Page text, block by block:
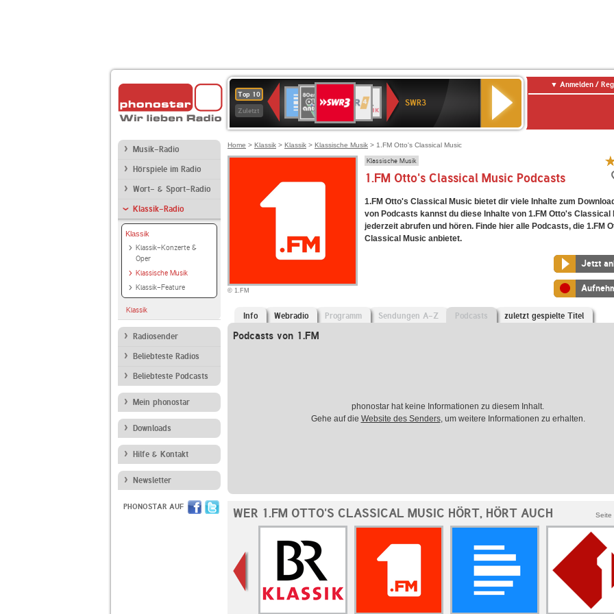
Top 10
Zuletzt
Deutschlandfunk
80er
90er
OLDIE
ANTENNE
4
KLASSIK
SWR
Kultur
NDR
2
SWR3
Anmelden /
Musik-Radio
Hörspiele im Radio
Wort- & Sport-Radio
Klassik-Radio
Klassik
Klassik-Konzerte &
Oper
Klassische Musik
Klassik-Feature
Klassik
Radiosender
Beliebteste Radios
Beliebteste Podcasts
Mein phonostar
Downloads
Hilfe & Kontakt
Newsletter
PHONOSTAR AUF
Home > Klassik > Klassik > Klassische Musik > 1.FM Otto's Classical Music
© 1.FM
Klassische Musik
1.FM Otto's Classical Music Podcasts
1.FM Otto's Classical Music bietet dir viele Inhalte zum
von Podcasts kannst du diese Inhalte von 1.FM Otto's Classical
jederzeit abrufen und hören. Finde hier alle Podcasts, die 1.FM
Classical Music anbietet.
Jetzt
Info Webradio Programm Sendungen A-Z Podcasts zuletzt gespielte Titel
Podcasts von 1.FM
phonostar hat keine Informationen zu diesem Inhalt.
Gehe auf die Website des Senders, um weitere Informationen zu erhalten.
WER 1.FM OTTO'S CLASSICAL MUSIC HÖRT, HÖRT AUCH Seite